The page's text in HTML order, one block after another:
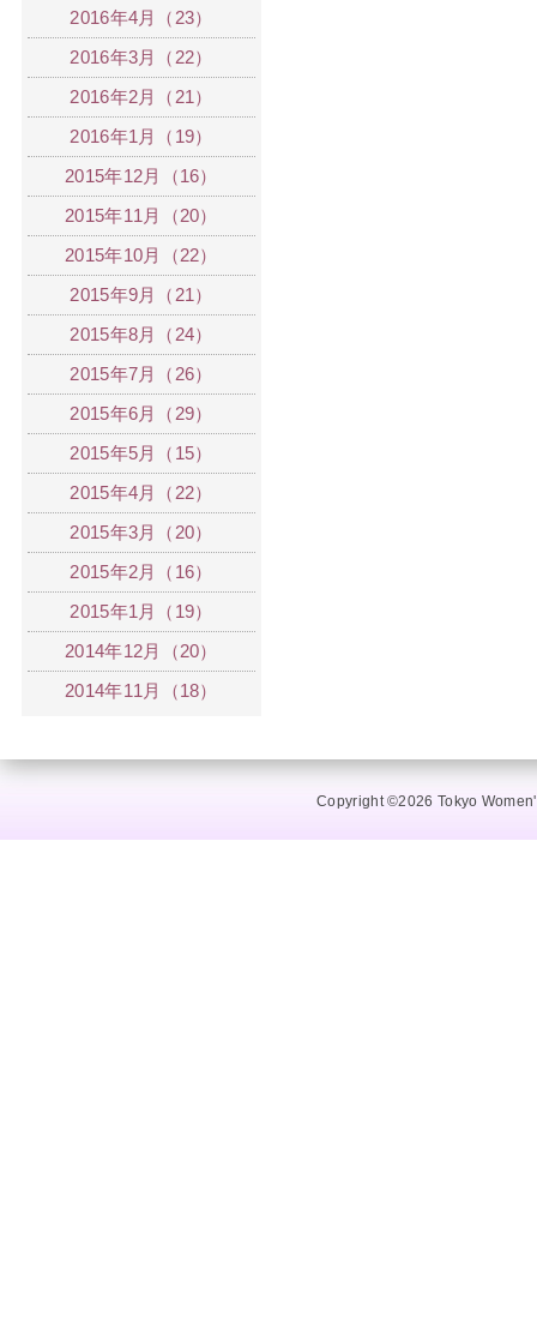
2016年4月（23）
2016年3月（22）
2016年2月（21）
2016年1月（19）
2015年12月（16）
2015年11月（20）
2015年10月（22）
2015年9月（21）
2015年8月（24）
2015年7月（26）
2015年6月（29）
2015年5月（15）
2015年4月（22）
2015年3月（20）
2015年2月（16）
2015年1月（19）
2014年12月（20）
2014年11月（18）
Copyright ©2026 Tokyo